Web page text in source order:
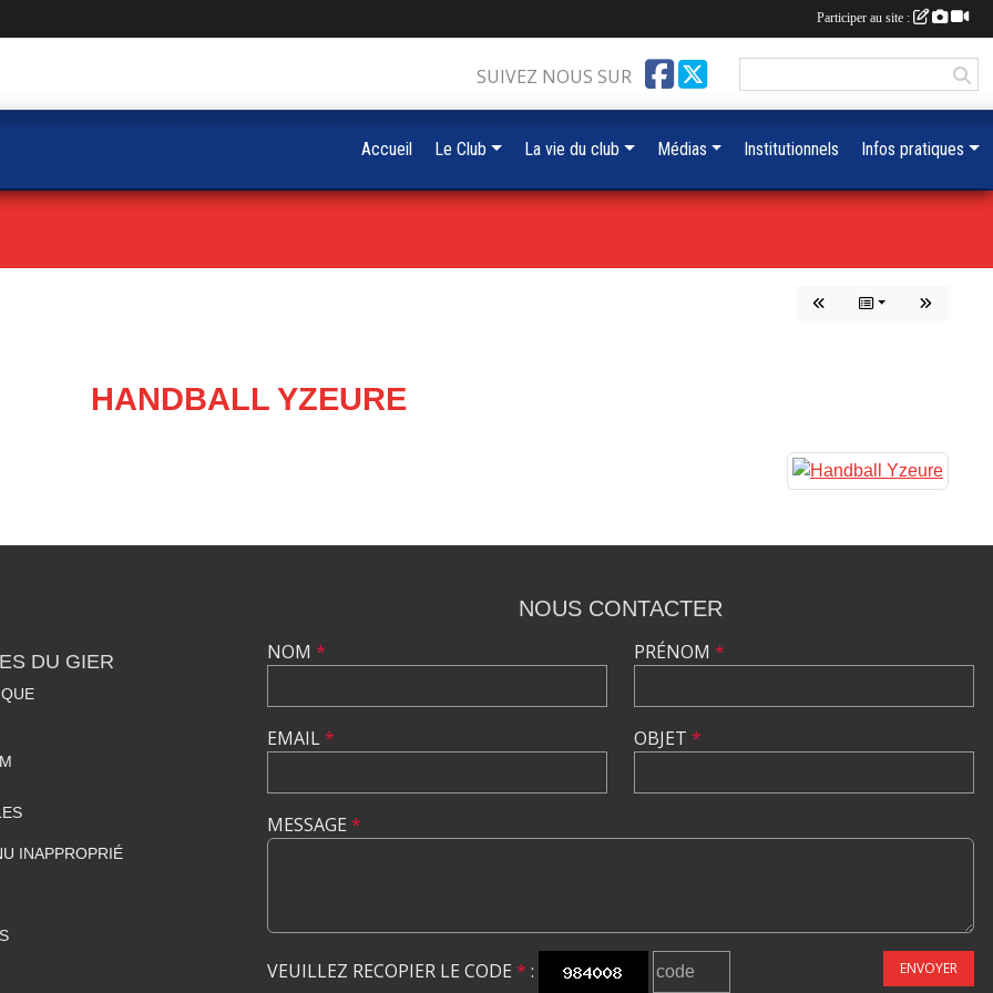
HANDBALL YZEURE
SUIVEZ NOUS SUR
Accueil Le Club La vie du club Médias Institutionnels Infos pratiques
DU GIER
INAPPROPRIÉ
NOUS CONTACTER
NOM *
EMAIL*
PRÉNOM *
OBJET *
MESSAGE *
VEUILLEZ RECOPIER LE CODE * : ENVOYER
Participer au site :